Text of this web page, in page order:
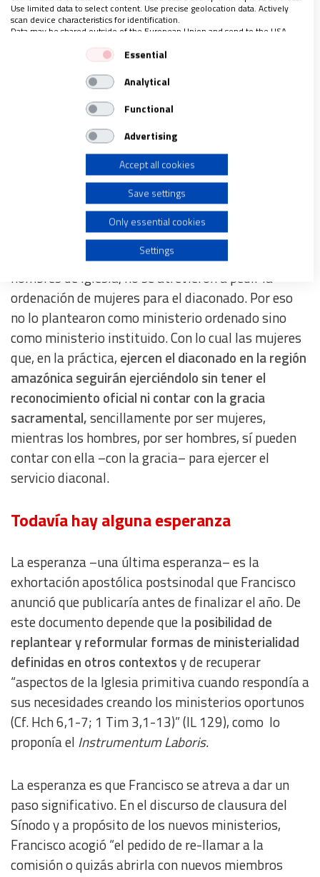
hacer cosas concretas y sueñan con el diaconado
femenino. ¿Por qué no?”
Pero el diaconado femenino
Al fin y al cabo lo que el
y elInstrumentum laboris
cuanto al reconocimiento al rol de las mujeres era
“identificar el tipo de ministerio oficial que puede
ser conferido a la mujer, tomando en cuenta el papel
central que hoy desempeñan en la Iglesia
amazónica” (DP 14; IL 129, a, 3).
Y este fue el que los obispos propusieron. Como
hombres de Iglesia, no se atrevieron a pedir la
ordenación de mujeres para el diaconado. Por eso
no lo plantearon como ministerio ordenado sino
como ministerio instituido. Con lo cual las mujeres
que, en la práctica, ejercen el diaconado en la región
amazónica seguirán ejerciéndolo sin tener el
reconocimiento oficial ni contar con la gracia
sacramental,sencillamente por ser mujeres,
mientras los hombres, por ser hombres, sí pueden
contar con ella –con la gracia– para ejercer el
servicio diaconal.
Todavía hay alguna esperanza
La esperanza –una última esperanza– es la
exhortación apostólica postsinodal que Francisco
anunció que publicaría antes de finalizar el año. De
este documento depende que la posibilidad de
replantear y reformular formas de ministerialidad
definidas en otros contextosy de recuperar
“aspectos de la Iglesia primitiva cuando respondía a
sus necesidades creando los ministerios oportunos
(Cf. Hch 6,1-7; 1 Tim 3,1-13)” (IL 129),como lo
proponía el Instrumentum Laboris.
La esperanza es que Francisco se atreva a dar un
paso significativo. En el discurso de clausura del
Sínodo y a propósito de los nuevos ministerios,
Francisco acogió “el pedido de re-llamar a la
comisión o quizás abrirla con nuevos miembros
Use limited data to select content. Use precise geolocation data. Actively
scan device characteristics for identification.
Data may be shared outside of the European Union and send to the USA.
Your consent and the cookie policy applies solely to this website/app.
View Partner List (1 IAB Vendors)
We use your data for the following purposes:
IAB processing purposes:
Use limited data to select advertising
Create profiles for personalised advertising
Use profiles to select personalised advertising
Create profiles to personalise content
Use profiles to select personalised content
Measure advertising performance
Measure content performance
Understand audiences through statistics or combinations
of data from different sources
IAB Special Features:
Use precise geolocation data
Identify devices based on information actively requested
Non-IAB processing purposes:
Essential
Analytical
Advertising
Essential
Analytical
Functional
Advertising
Accept all cookies
Save settings
Only essential cookies
Settings